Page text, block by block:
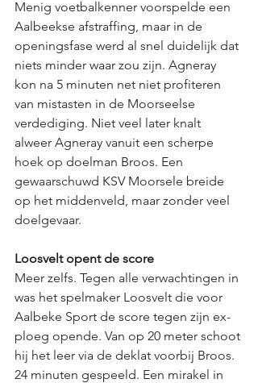
Menig voetbalkenner voorspelde een
Aalbeekse afstraffing, maar in de
openingsfase werd al snel duidelijk dat
niets minder waar zou zijn. Agneray
kon na 5 minuten net niet profiteren
van mistasten in de Moorseelse
verdediging. Niet veel later knalt
alweer Agneray vanuit een scherpe
hoek op doelman Broos. Een
gewaarschuwd KSV Moorsele breide
op het middenveld, maar zonder veel
doelgevaar.
Loosvelt opent de score
Meer zelfs. Tegen alle verwachtingen in
was het spelmaker Loosvelt die voor
Aalbeke Sport de score tegen zijn ex-
ploeg opende. Van op 20 meter schoot
hij het leer via de deklat voorbij Broos.
24 minuten gespeeld. Een mirakel in